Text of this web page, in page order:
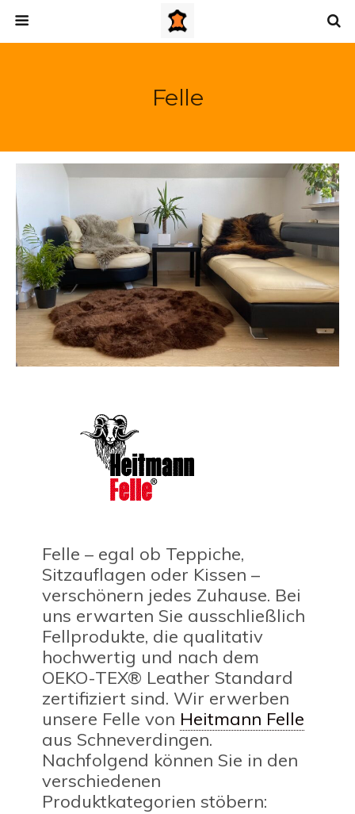
Felle
Felle – egal ob Teppiche,
Sitzauflagen oder Kissen –
verschönern jedes Zuhause. Bei
uns erwarten Sie ausschließlich
Fellprodukte, die qualitativ
hochwertig und nach dem
OEKO-TEX® Leather Standard
zertifiziert sind. Wir erwerben
unsere Felle von Heitmann Felle
aus Schneverdingen.
Nachfolgend können Sie in den
verschiedenen
Produktkategorien stöbern: